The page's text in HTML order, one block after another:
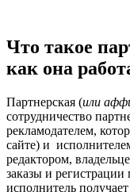
Что такое
как она
Партнерская (или
сотрудничество
рекламодателем,
сайте) и
редактором,
заказы и регистрации
исполнитель